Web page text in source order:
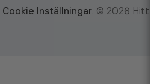
Cookie Inställningar. © 2026 Hitta.se